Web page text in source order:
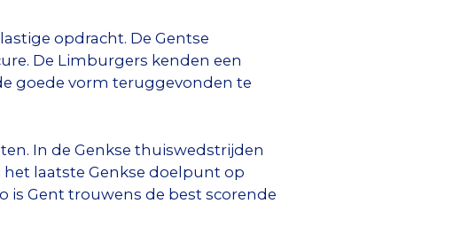
opdracht. De Gentse
De Limburgers kenden een
goede vorm teruggevonden te
In de Genkse thuiswedstrijden
laatste Genkse doelpunt op
is Gent trouwens de best scorende